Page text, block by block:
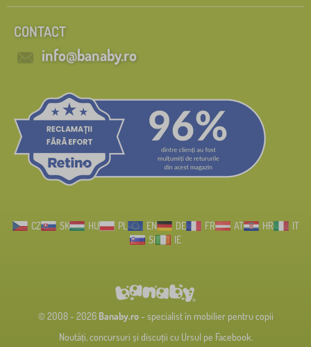
CONTACT
info@banaby.ro
CZ SK HU PL EN DE FR AT HR
IT
SI
IE
© 2008 - 2026 Banaby.ro- specialist în mobilier pentru copii
Noutăți, concursuri și discuții cu Ursul pe Facebook.